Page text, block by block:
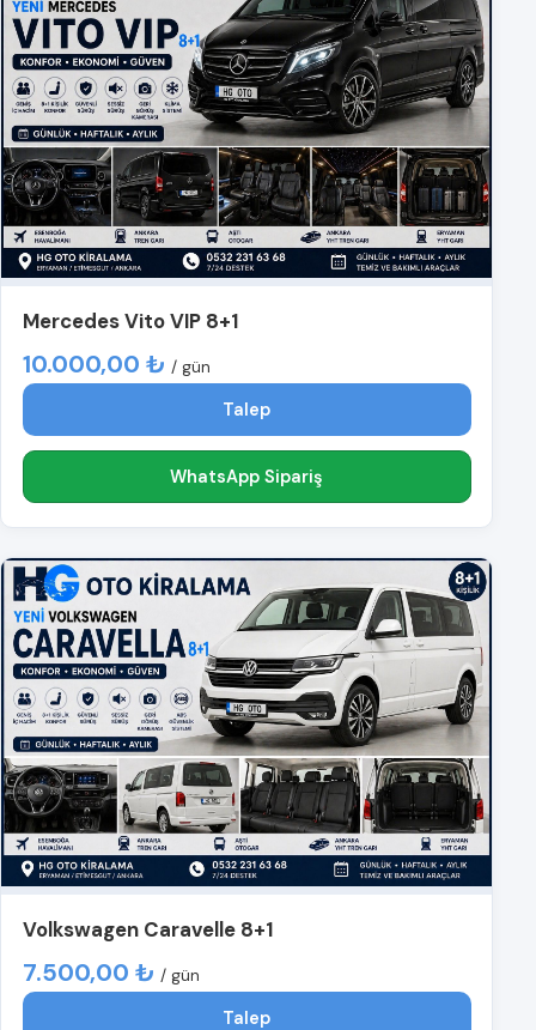
Mercedes Vito VIP 8+1
10.000,00 ₺ / gün
Talep
WhatsApp Sipariş
Volkswagen Caravelle 8+1
7.500,00 ₺ / gün
Talep